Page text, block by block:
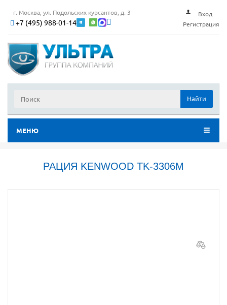
г. Москва, ул. Подольских курсантов, д. 3
+7 (495) 988-01-14
Вход
Регистрация
Найти
МЕНЮ
РАЦИЯ KENWOOD TK-3306M